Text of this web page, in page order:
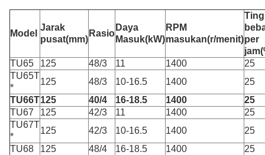
Model
Jarak
pusat(mm)
Rasio
Daya
Masuk(kW)
RPM
masukan(r/menit)per
jam(
TU65
125 48/3 11 1400
25
TU65T
*
125 48/3 10-16.5 1400
25
TU66T125 40/4 16-18.5 1400
25
TU67
125 42/3 11 1400
25
TU67T
*
125 42/3 10-16.5 1400
25
TU68
125 48/4 16-18.5 1400 25